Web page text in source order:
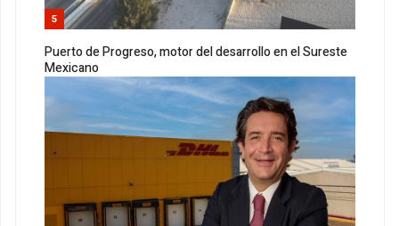
5
Puerto de Progreso, motor del desarrollo en el Sureste
Mexicano